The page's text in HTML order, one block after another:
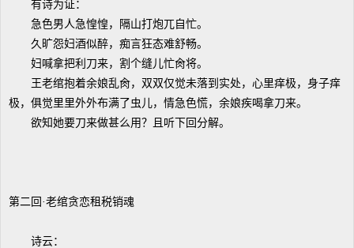
有诗为证：
急色男人急惶惶，隔山打炮兀自忙。
久旷怨妇酒似醉，痴言狂态难舒畅。
妇喊拿把利刀来，割个缝儿忙肏将。
王老绾抱着余娘乱肏，双双仅觉未落到实处，心里痒极，身子痒
极，俱觉里里外外布满了虫儿，情急色慌，余娘疾喝拿刀来。
欲知她要刀来做甚么用？且听下回分解。
第二回·老绾贪恋租税销魂
诗云：